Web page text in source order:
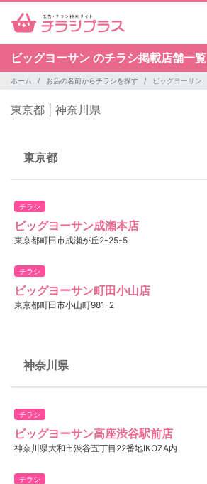
ビッグヨーサン のチラシ掲載店舗一覧
ホーム お店の名前からチラシを探す ビッグヨーサン
東京都 神奈川県
東京都
チラシ
ビッグヨーサン成瀬本店
東京都町田市成瀬が丘2-25-5
チラシ
ビッグヨーサン町田小山店
東京都町田市小山町981-2
神奈川県
チラシ
ビッグヨーサン高座渋谷駅前店
神奈川県大和市渋谷五丁目22番地IKOZA内
チラシ